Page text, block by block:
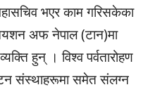
भएर काम गरिसकेका
अफ नेपाल (टान)मा
हुन् । विश्व पर्वतारोहण
संस्थाहरूमा समेत संलग्न